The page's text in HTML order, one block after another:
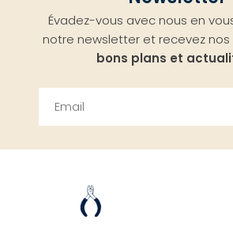
Évadez-vous avec nous en
notre newsletter et recevez nos
bons plans et